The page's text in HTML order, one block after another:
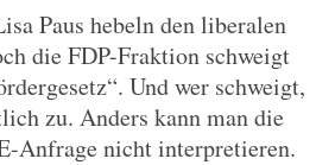
Paus hebeln den liberalen
die FDP-Fraktion schweigt
Und wer schweigt,
zu. Anders kann man die
Anfrage nicht interpretieren.